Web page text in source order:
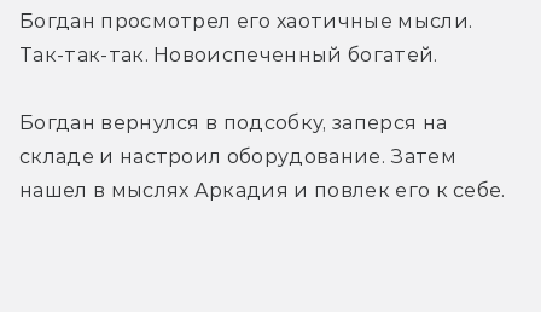
Богдан просмотрел его хаотичные мысли.
Так-так-так. Новоиспеченный богатей.
Богдан вернулся в подсобку, заперся на
складе и настроил оборудование. Затем
нашел в мыслях Аркадия и повлек его к себе.